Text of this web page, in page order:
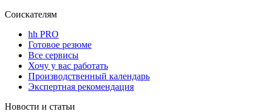
Соискателям
hh PRO
Готовое резюме
Все сервисы
Хочу у вас работать
Производственный календарь
Экспертная рекомендация
Новости и статьи